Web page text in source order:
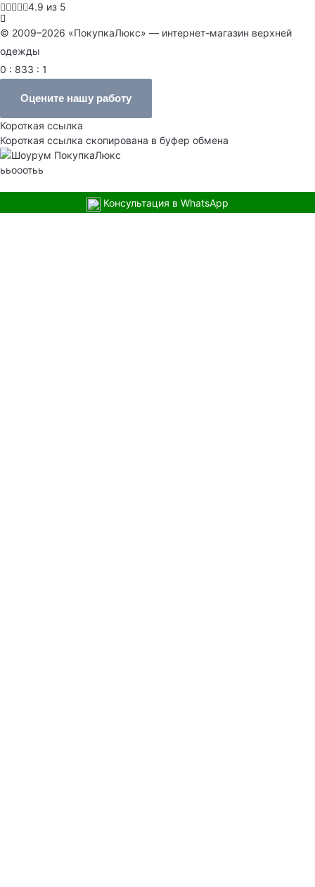
4.9 из 5
© 2009–2026 «ПокупкаЛюкс» — интернет-магазин верхней
одежды
0 : 833 : 1
Оцените нашу работу
Короткая ссылка
Короткая ссылка скопирована в буфер обмена
ььооотьь
Консультация в WhatsApp